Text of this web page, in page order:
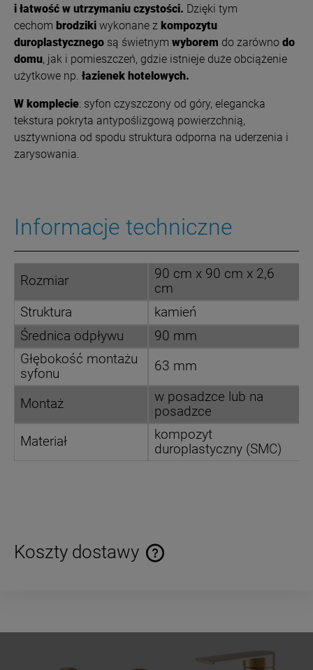
i łatwość w utrzymaniu czystości. Dzięki tym
cechom brodziki wykonane z kompozytu
duroplastycznego są świetnym wyborem do zarówno do
domu, jak i pomieszczeń, gdzie istnieje duże obciążenie
użytkowe np. łazienek hotelowych.
W komplecie: syfon czyszczony od góry, elegancka
tekstura pokryta antypoślizgową powierzchnią,
usztywniona od spodu struktura odporna na uderzenia i
zarysowania.
Informacje techniczne
Rozmiar
90 cm x 90 cm x 2,6
cm
Struktura
kamień
Średnica odpływu
90 mm
Głębokość montażu
syfonu
63 mm
Montaż
w posadzce lub na
posadzce
Materiał
kompozyt
duroplastyczny (SMC)
Koszty dostawy
Cena nie zawiera ewentualnych kosztów płatności